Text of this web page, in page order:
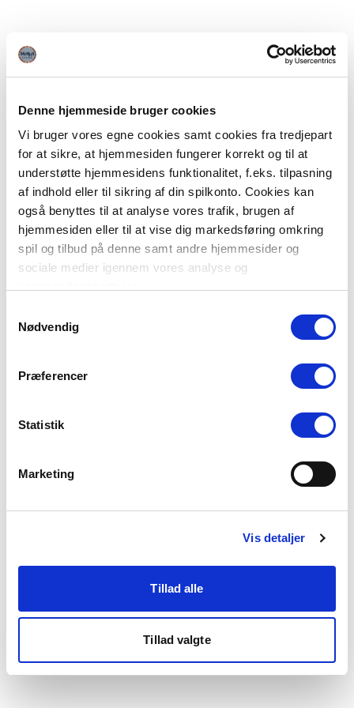
Denne hjemmeside bruger cookies
Vi bruger vores egne cookies samt cookies fra tredjepart
for at sikre, at hjemmesiden fungerer korrekt og til at
understøtte hjemmesidens funktionalitet, f.eks. tilpasning
af indhold eller til sikring af din spilkonto. Cookies kan
også benyttes til at analyse vores trafik, brugen af
hjemmesiden eller til at vise dig markedsføring omkring
spil og tilbud på denne samt andre hjemmesider og
sociale medier igennem vores analyse og
Du kan læse mere om vores brug af cookies under
"Detaljer" eller ved at klikke videre til vores Cookiepolitik,
Nødvendig
Præferencer
Statistik
Marketing
Vis detaljer
Tillad alle
Tillad valgte